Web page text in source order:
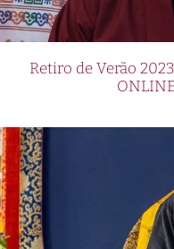
Retiro de Verão